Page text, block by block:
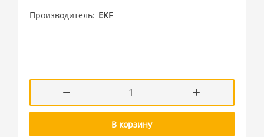
Производитель EKF
В корзину